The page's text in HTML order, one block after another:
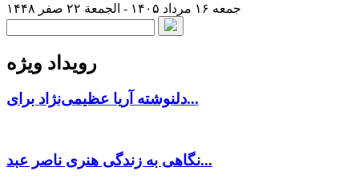
جمعه ۱۶ مرداد ۱۴۰۵ - الجمعة ۲۲ صفر ۱۴۴۸
رویداد ویژه
دلنوشته آریا عظیمی‌نژاد برای...
نگاهی به زندگی هنری ناصر عبد...